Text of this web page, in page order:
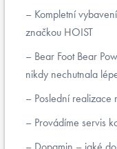
Kompletní
značkou HOIST
Bear Foot Bear
nikdy nechutnala
Poslední
Provádíme servis